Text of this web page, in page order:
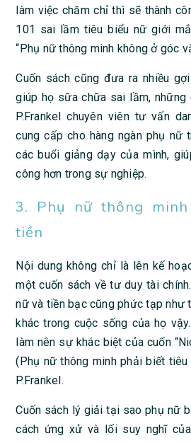
làm việc chăm chỉ thì sẽ thành
101 sai lầm tiêu biểu nữ giới
“Phụ nữ thông minh không ở góc
Cuốn sách cũng đưa ra nhiều
giúp họ sữa chữa sai lầm,
P.Frankel chuyên viên tư vấn
cung cấp cho hàng ngàn phụ nữ
các buổi giảng dạy của mình,
công hơn trong sự nghiệp.
3. Phụ nữ thông
tiền
Nội dung không chỉ là lên kế
một cuốn sách về tư duy tài
nữ và tiền bạc cũng phức tạp như
khác trong cuộc sống của họ
làm nên sự khác biệt của cuốn
(Phụ nữ thông minh phải biết
P.Frankel.
Cuốn sách lý giải tại sao phụ nữ
cách ứng xử và lối suy nghĩ